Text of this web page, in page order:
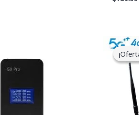
actual
es: